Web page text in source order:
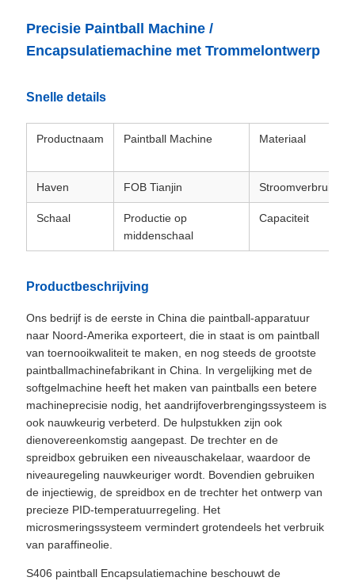
Precisie Paintball Machine /
Encapsulatiemachine met Trommelontwerp
Snelle details
Productnaam Paintball Machine Materiaal
Haven FOB Tianjin Stroomverbruik
Schaal
Productie op
middenschaal
Capaciteit
Productbeschrijving
Ons bedrijf is de eerste in China die paintball-apparatuur
naar Noord-Amerika exporteert, die in staat is om paintball
van toernooikwaliteit te maken, en nog steeds de grootste
paintballmachinefabrikant in China. In vergelijking met de
softgelmachine heeft het maken van paintballs een betere
machineprecisie nodig, het aandrijfoverbrengingssysteem is
ook nauwkeurig verbeterd. De hulpstukken zijn ook
dienovereenkomstig aangepast. De trechter en de
spreidbox gebruiken een niveauschakelaar, waardoor de
niveauregeling nauwkeuriger wordt. Bovendien gebruiken
de injectiewig, de spreidbox en de trechter het ontwerp van
precieze PID-temperatuurregeling. Het
microsmeringssysteem vermindert grotendeels het verbruik
van paraffineolie.
S406 paintball Encapsulatiemachine beschouwt de